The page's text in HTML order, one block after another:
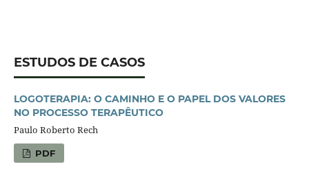
ESTUDOS DE CASOS
LOGOTERAPIA: O CAMINHO E O PAPEL DOS VALORES
NO PROCESSO TERAPÊUTICO
Paulo Roberto Rech
PDF